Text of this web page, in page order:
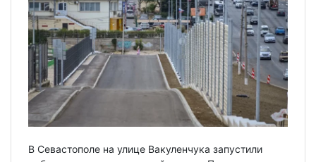
В Севастополе на улице Вакуленчука запустили